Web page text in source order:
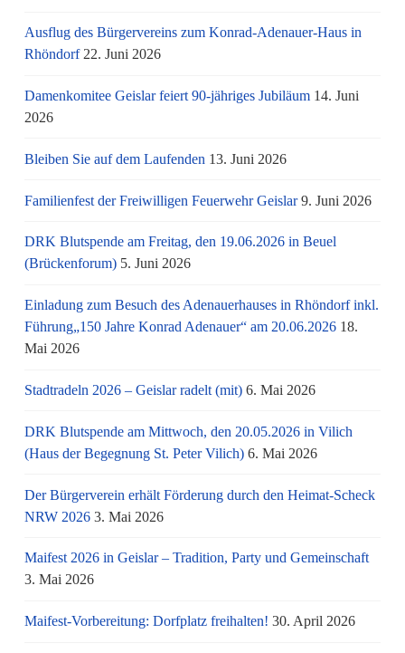
Ausflug des Bürgervereins zum Konrad-Adenauer-Haus in
Rhöndorf 22. Juni 2026
Damenkomitee Geislar feiert 90-jähriges Jubiläum 14. Juni
2026
Bleiben Sie auf dem Laufenden 13. Juni 2026
Familienfest der Freiwilligen Feuerwehr Geislar 9. Juni 2026
DRK Blutspende am Freitag, den 19.06.2026 in Beuel
(Brückenforum) 5. Juni 2026
Einladung zum Besuch des Adenauerhauses in Rhöndorf inkl.
Führung„150 Jahre Konrad Adenauer“ am 20.06.2026 18.
Mai 2026
Stadtradeln 2026 – Geislar radelt (mit) 6. Mai 2026
DRK Blutspende am Mittwoch, den 20.05.2026 in Vilich
(Haus der Begegnung St. Peter Vilich) 6. Mai 2026
Der Bürgerverein erhält Förderung durch den Heimat-Scheck
NRW 2026 3. Mai 2026
Maifest 2026 in Geislar – Tradition, Party und Gemeinschaft
3. Mai 2026
Maifest-Vorbereitung: Dorfplatz freihalten! 30. April 2026